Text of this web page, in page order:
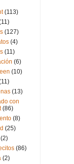
(113)
(127)
(4)
(11)
(6)
(10)
(13)
con
(86)
(8)
(25)
(2)
(86)
(2)